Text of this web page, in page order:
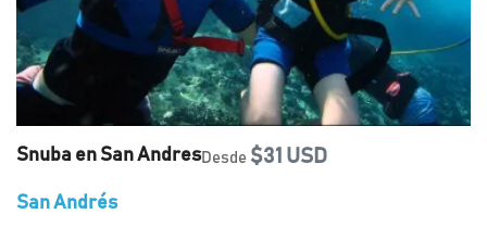
Snuba en San AndresDesde $31 USD
San Andrés